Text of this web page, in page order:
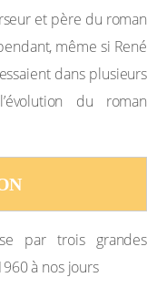
et père du roman
même si René
dans plusieurs
du roman
par trois grandes
à nos jours